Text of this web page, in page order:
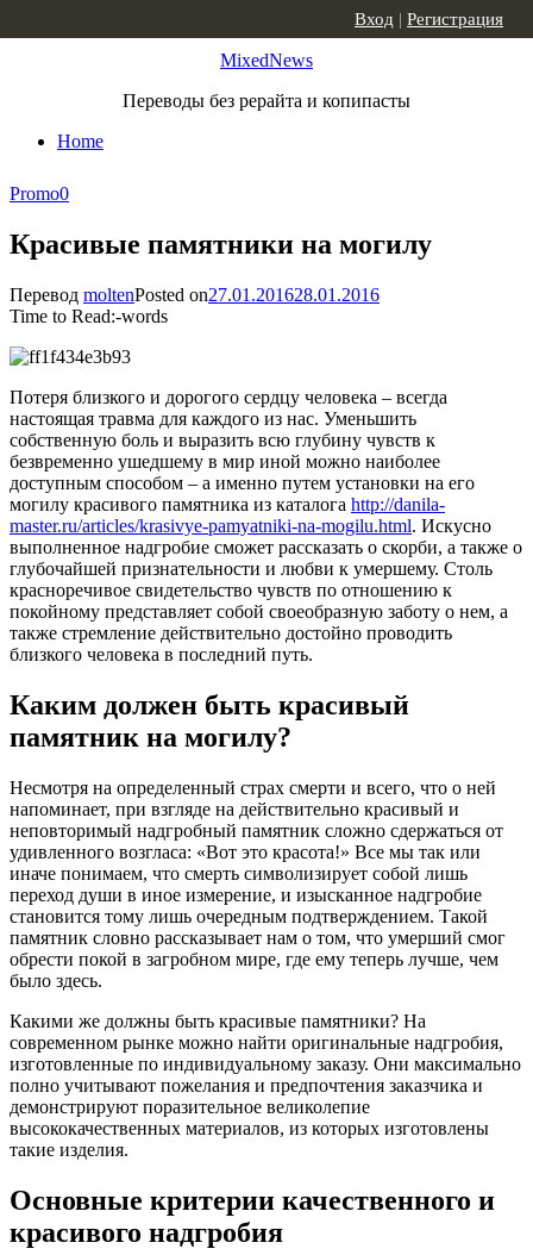
MixedNews
Переводы без рерайта и копипасты
Home
Вход | Регистрация
Promo0
Красивые памятники на могилу
Перевод moltenPosted on27.01.201628.01.2016
Time to Read:-words
Потеря близкого и дорогого сердцу человека – всегда
настоящая травма для каждого из нас. Уменьшить
собственную боль и выразить всю глубину чувств к
безвременно ушедшему в мир иной можно наиболее
доступным способом – а именно путем установки на его
могилу красивого памятника из каталога http://danila-
master.ru/articles/krasivye-pamyatniki-na-mogilu.html. Искусно
выполненное надгробие сможет рассказать о скорби, а также о
глубочайшей признательности и любви к умершему. Столь
красноречивое свидетельство чувств по отношению к
покойному представляет собой своеобразную заботу о нем, а
также стремление действительно достойно проводить
близкого человека в последний путь.
Каким должен быть красивый
памятник на могилу?
Несмотря на определенный страх смерти и всего, что о ней
напоминает, при взгляде на действительно красивый и
неповторимый надгробный памятник сложно сдержаться от
удивленного возгласа: «Вот это красота!» Все мы так или
иначе понимаем, что смерть символизирует собой лишь
переход души в иное измерение, и изысканное надгробие
становится тому лишь очередным подтверждением. Такой
памятник словно рассказывает нам о том, что умерший смог
обрести покой в загробном мире, где ему теперь лучше, чем
было здесь.
Какими же должны быть красивые памятники? На
современном рынке можно найти оригинальные надгробия,
изготовленные по индивидуальному заказу. Они максимально
полно учитывают пожелания и предпочтения заказчика и
демонстрируют поразительное великолепие
высококачественных материалов, из которых изготовлены
такие изделия.
Основные критерии качественного и
красивого надгробия